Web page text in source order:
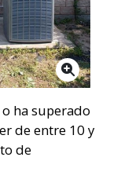
ha superado
de entre 10 y
de